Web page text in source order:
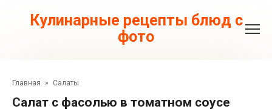
контентуКулинарные рецепты блюд с
фото
Главная » Салаты
Салат с фасолью в томатном соусе